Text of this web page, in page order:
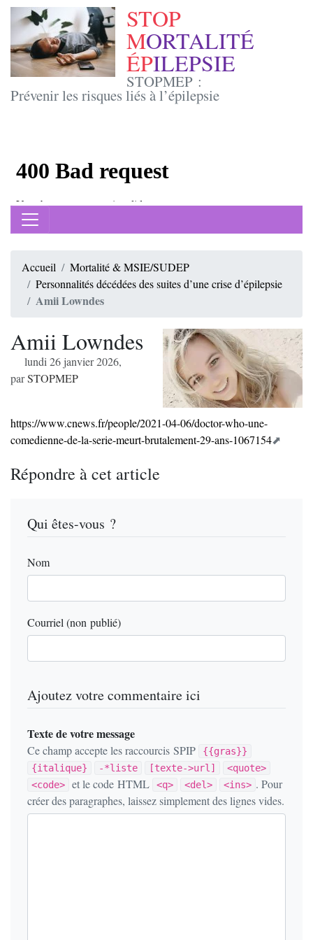
STOP
MORTALITÉ
ÉPILEPSIE
STOPMEP :
Prévenir les risques liés à l’épilepsie
Accueil
Mortalité & MSIE/SUDEP
Personnalités décédées des suites d’une crise d’épilepsie
Amii Lowndes
Amii Lowndes
lundi 26 janvier 2026,
parSTOPMEP
https://www.cnews.fr/people/2021-04-06/doctor-who-une-
comedienne-de-la-serie-meurt-brutalement-29-ans-1067154
Répondre à cet article
Qui êtes-vous ?
Nom
Courriel (non publié)
Ajoutez votre commentaire ici
Texte de votre message
Ce champ accepte les raccourcis SPIP
{{gras}}
{italique}
-*liste [texte->url]
<quote>
<code>
et le code HTML <q> <del> <ins> . Pour
créer des paragraphes, laissez simplement des lignes vides.